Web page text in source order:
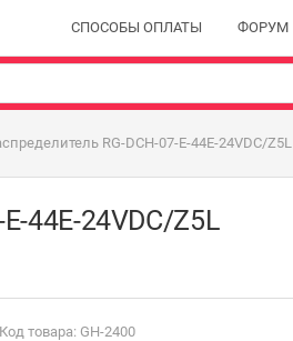
СПОСОБЫ ОПЛАТЫ ФОРУМ
RG-DCH-07-E-44E-24VDC/Z5L
44E-24VDC/Z5L
Код товара: GH-2400